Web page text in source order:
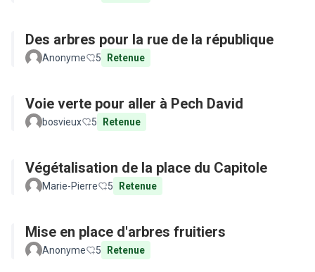
Des arbres pour la rue de la république
Anonyme 5 Retenue
Voie verte pour aller à Pech David
bosvieux 5 Retenue
Végétalisation de la place du Capitole
Marie-Pierre 5 Retenue
Mise en place d'arbres fruitiers
Anonyme 5 Retenue